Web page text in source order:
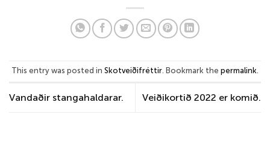
This entry was posted in Skotveiðifréttir. Bookmark the permalink.
Vandaðir stangahaldarar. Veiðikortið 2022 er komið.